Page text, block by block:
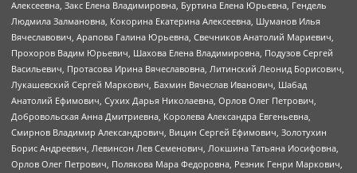
Алексеевна, Закс Елена Владимировна, Буртина Елена Юрьевна, Гендель
Людмила Залмановна, Кокорина Екатерина Алексеевна, Шуманов Илья
Вячеславович, Арапова Галина Юрьевна, Свечников Анатолий Мариевич,
Прохоров Вадим Юрьевич, Шахова Елена Владимировна, Подузов Сергей
Васильевич, Протасова Ирина Вячеславовна, Литинский Леонид Борисович,
Лукашевский Сергей Маркович, Бахмин Вячеслав Иванович, Шабад
Анатолий Ефимович, Сухих Дарья Николаевна, Орлов Олег Петрович,
Добровольская Анна Дмитриевна, Королева Александра Евгеньевна,
Смирнов Владимир Александрович, Вицин Сергей Ефимович, Золотухин
Борис Андреевич, Левинсон Лев Семенович, Локшина Татьяна Иосифовна,
Орлов Олег Петрович, Полякова Мара Федоровна, Резник Генри Маркович,